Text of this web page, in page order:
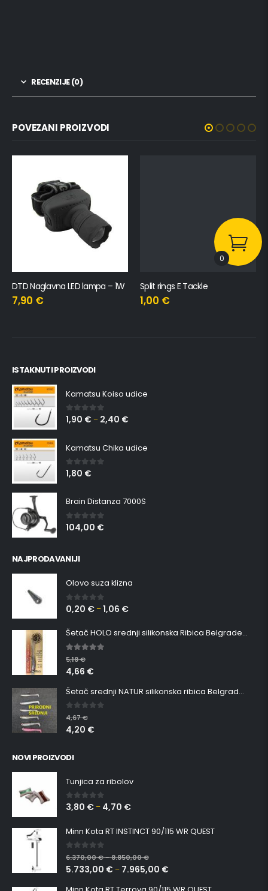
RECENZIJE (0)
POVEZANI PROIZVODI
DTD Naglavna LED lampa – 1W
7,90 €
Split rings E Tackle
1,00 €
ISTAKNUTI PROIZVODI
Kamatsu Koiso udice
0 out of 5
1,90 € – 2,40 €
Kamatsu Chika udice
0 out of 5
1,80 €
Brain Distanza 7000S
0out of 5
104,00 €
NAJPRODAVANIJI
Olovo suza klizna
0 out of 5
0,20 € –1,06 €
Šetač HOLO srednji silikonska Ribica Belgrade Walker
5.00out of 5
5,18€
4,66 €
Šetač srednji NATUR silikonska ribica Belgrade Walker
0 out of 5
4,67€
4,20 €
NOVI PROIZVODI
Tunjica za ribolov
0 out of 5
3,80 € – 4,70 €
Minn Kota RT INSTINCT 90/115 WR QUEST
0 out of 5
6.370,00€–8.850,00€
5.733,00 € – 7.965,00 €
0